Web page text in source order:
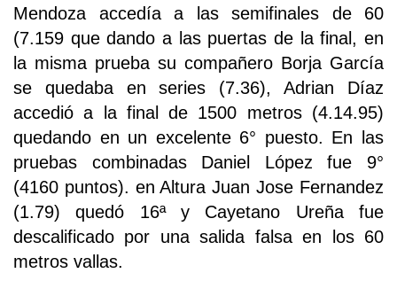
Mendoza accedía a las semifinales de 60
(7.159 que dando a las puertas de la final, en
la misma prueba su compañero Borja García
se quedaba en series (7.36), Adrian Díaz
accedió a la final de 1500 metros (4.14.95)
quedando en un excelente 6° puesto. En las
pruebas combinadas Daniel López fue 9°
(4160 puntos). en Altura Juan Jose Fernandez
(1.79) quedó 16ª y Cayetano Ureña fue
descalificado por una salida falsa en los 60
metros vallas.